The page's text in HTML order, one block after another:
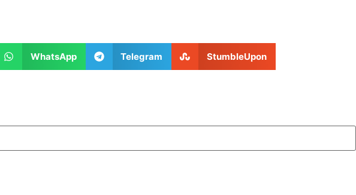
WhatsApp Telegram StumbleUpon